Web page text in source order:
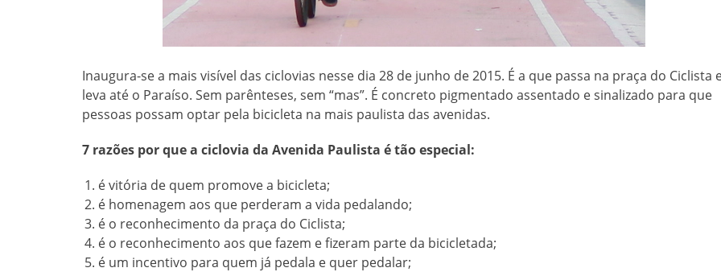
Inaugura-se a mais visível das ciclovias nesse dia 28 de junho de 2015. É a que passa na praça do Ciclista
leva até o Paraíso. Sem parênteses, sem “mas”. É concreto pigmentado assentado e sinalizado para que
pessoas possam optar pela bicicleta na mais paulista das avenidas.
7 razões por que a ciclovia da Avenida Paulista é tão especial:
é vitória de quem promove a bicicleta;
é homenagem aos que perderam a vida pedalando;
é o reconhecimento da praça do Ciclista;
é o reconhecimento aos que fazem e fizeram parte da bicicletada;
é um incentivo para quem já pedala e quer pedalar;